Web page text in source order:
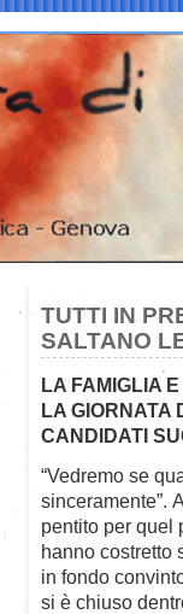
TUTTI IN
SALTANO
LA FAMIGLIA
LA GIORNATA
CANDIDATI
“Vedremo se
sinceramente”.
pentito per quel
hanno costretto
in fondo
si è chiuso